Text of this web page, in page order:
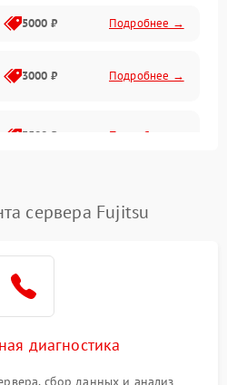
5000 ₽ Подробнее →
3000 ₽ Подробнее →
3500 ₽ Подробнее →
сервера Fujitsu
диагностика
сбор данных и анализ